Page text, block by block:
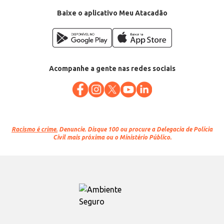
Baixe o aplicativo Meu Atacadão
Acompanhe a gente nas redes sociais
Racismo é crime. Denuncie. Disque 100 ou procure a Delegacia de Polícia
Civil mais próxima ou o Ministério Público.